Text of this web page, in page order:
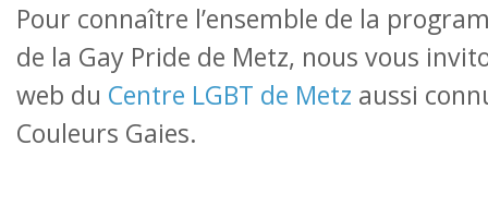
Pour connaître l’ensemble de la
de la Gay Pride de Metz, nous vous
web du Centre LGBT de Metz aussi
Couleurs Gaies.